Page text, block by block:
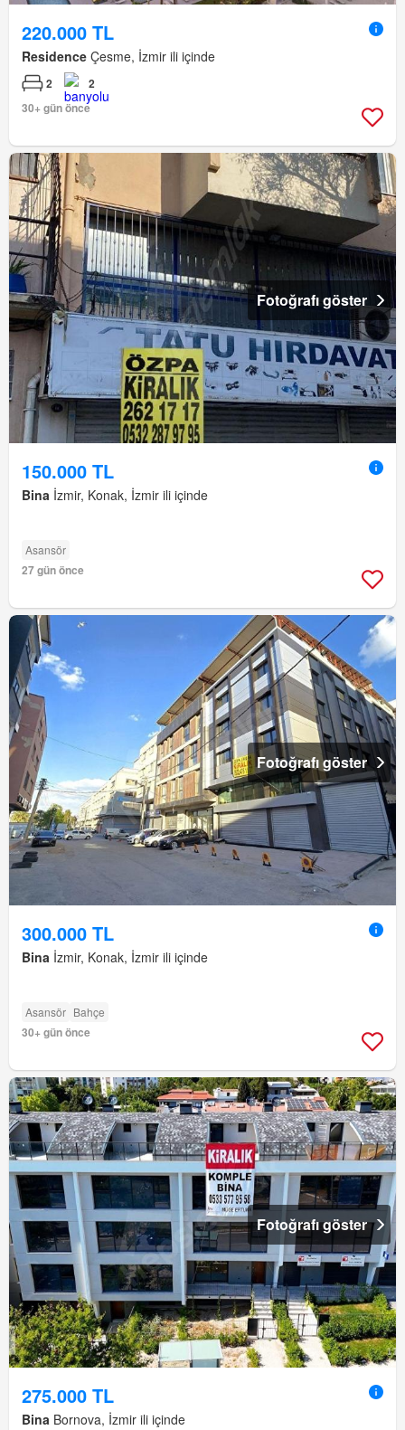
220.000 TL
Residence Çesme, İzmir ili içinde
2
2
30+ gün önce
Fotoğrafı göster
150.000 TL
Bina İzmir, Konak, İzmir ili içinde
Asansör
27 gün önce
Fotoğrafı göster
300.000 TL
Bina İzmir, Konak, İzmir ili içinde
Asansör Bahçe
30+ gün önce
Fotoğrafı göster
275.000 TL
Bina Bornova, İzmir ili içinde